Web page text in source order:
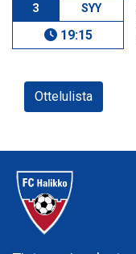
3 SYY
19:15
Ottelulista